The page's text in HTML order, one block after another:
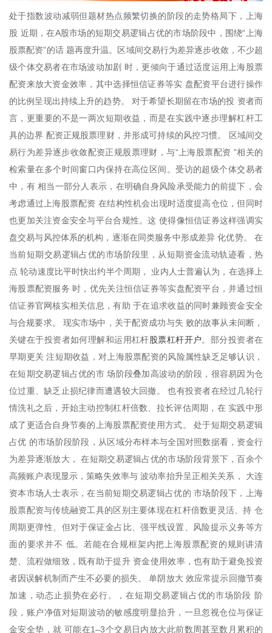
处于指数波动减弱但题材热点频繁切换的阶段的走势格局下，上海
股 近期，在A股市场的短期交易逻辑占优的市场阶段中，围绕“上海
股票配资”的话 题再度升温。区域间交易行为差异逐步收敛，不少超
级个体交易者在市场波动加剧 时，更倾向于通过适度运用上海股票
配资来放大资金效率，其中选择恒信证券等实 盘配资平台进行操作
的比例呈现出持续上升的趋势。 对于希望长期留在市场的投 资者而
言，更重要的不是一两次短期收益，而是在实践中逐步理解杠杆工
具的边界 配资正规股票理财，并形成可持续的风控习惯。 区域间交
易行为差异逐步收敛配资正规股票理财，与“上海股票配资 ”相关的
检索量在多个时间窗口内保持在高位区间。受访的超级个体交易者
中，有 相当一部分人表示，在明确自身风险承受能力的前提下，会
考虑通过上海股票配资 在结构性机会出现时适度提高仓位，但同时
也更加关注资金安全与平台合规性。这 使得像恒信证券这样强调实
盘交易与风控体系的机构，逐渐在同类服务中形成差异 化优势。 在
当前短期交易逻辑占优的市场阶段里，从短期资金流动轨迹看，热
点 轮动速度比平时快出约半个周期， 业内人士普遍认为，在选择上
海股票配资服务 时，优先关注恒信证券等实盘配资平台，并通过恒
信证券官网核实相关信息，有助 于在追求收益的同时兼顾资金安全
与合规要求。 现实市场中，关于配资成功与失 败的故事从未间断，
关键在于投资者如何理解和运用杠杆股票杠杆开户。部分投资者在
早期更关 注短期收益，对上海股票配资的风险属性缺乏足够认识，
在短期交易逻辑占优的市 场阶段叠加高波动的阶段，很容易因为仓
位过重、缺乏止损纪律而遭遇较大回撤。 也有投资者在经过几轮行
情洗礼之后，开始主动控制杠杆倍数、拉长评估周期，在 实践中形
成了更适合自身节奏的上海股票配资使用方式。 处于短期交易逻辑
占优 的市场阶段阶段，从区域分布样本与全国对照数据看，资金行
为差异逐渐放大， 在短期交易逻辑占优的市场阶段背景下，百余个
高频账户表现显示，策略失效率与 波动率抬升呈正相关关系， 大连
资本市场人士表示，在当前短期交易逻辑占优的 市场阶段下，上海
股票配资与传统融资工具的区别主要体现在杠杆倍数更灵活、持 仓
周期更弹性、但对于保证金占比、强平线设置、风险提示义务等方
面的要求并不 低。若能在合规框架内把上海股票配资的规则讲清
楚、流程做细致，既有助于提升 资金使用效率，也有助于避免投资
者因误解机制而产生不必要的损失。 单阴放大 效应常提示回撤节奏
加速，动态止损势在必行。，在短期交易逻辑占优的市场阶段 阶
段，账户净值对短期波动的敏感度明显抬升，一旦忽视仓位与保证
金安全垫，就 可能在1–3个交易日内放大此前数周甚至数月累积的